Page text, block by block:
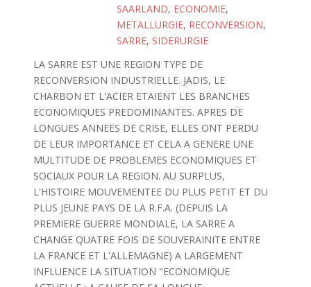
SAARLAND, ECONOMIE,
METALLURGIE, RECONVERSION,
SARRE, SIDERURGIE
LA SARRE EST UNE REGION TYPE DE
RECONVERSION INDUSTRIELLE. JADIS, LE
CHARBON ET L'ACIER ETAIENT LES BRANCHES
ECONOMIQUES PREDOMINANTES. APRES DE
LONGUES ANNEES DE CRISE, ELLES ONT PERDU
DE LEUR IMPORTANCE ET CELA A GENERE UNE
MULTITUDE DE PROBLEMES ECONOMIQUES ET
SOCIAUX POUR LA REGION. AU SURPLUS,
L'HISTOIRE MOUVEMENTEE DU PLUS PETIT ET DU
PLUS JEUNE PAYS DE LA R.F.A. (DEPUIS LA
PREMIERE GUERRE MONDIALE, LA SARRE A
CHANGE QUATRE FOIS DE SOUVERAINITE ENTRE
LA FRANCE ET L'ALLEMAGNE) A LARGEMENT
INFLUENCE LA SITUATION "ECONOMIQUE